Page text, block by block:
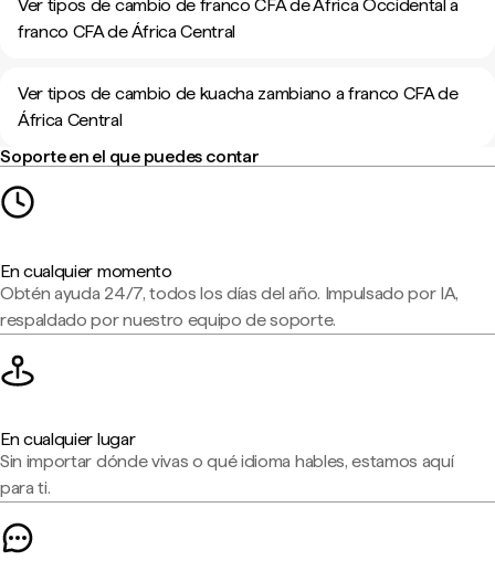
Ver tipos de cambio de franco CFA de África Occidental a
franco CFA de África Central
Ver tipos de cambio de kuacha zambiano a franco CFA de
África Central
Soporte en el que puedes contar
En cualquier momento
Obtén ayuda 24/7, todos los días del año. Impulsado por IA,
respaldado por nuestro equipo de soporte.
En cualquier lugar
Sin importar dónde vivas o qué idioma hables, estamos aquí
para ti.